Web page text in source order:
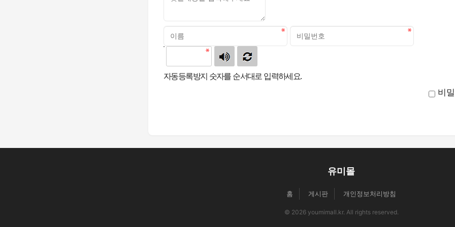
자동등록방지 숫자를 순서대로 입력하세요.
비
유미몰
홈 게시판 개인정보처리방침
© 2026 youmimall.kr. All rights reserved.